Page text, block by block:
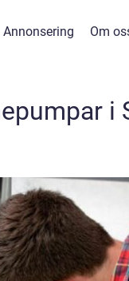
Annonsering Om
i